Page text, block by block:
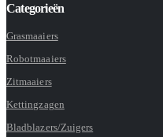
Categorieën
Grasmaaiers
Robotmaaiers
Zitmaaiers
Kettingzagen
Bladblazers/Zuigers